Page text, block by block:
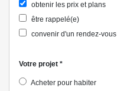
obtenir les prix et plans
être rappelé(e)
convenir d'un rendez-vous
Votre projet *
Acheter pour habiter